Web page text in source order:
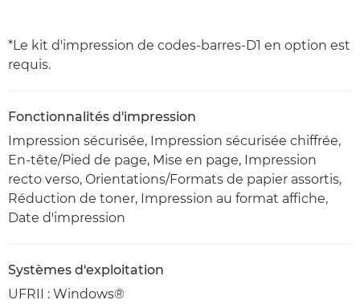
*Le kit d'impression de codes-barres-D1 en option est
requis.
Fonctionnalités d'impression
Impression sécurisée, Impression sécurisée chiffrée,
En-tête/Pied de page, Mise en page, Impression
recto verso, Orientations/Formats de papier assortis,
Réduction de toner, Impression au format affiche,
Date d'impression
Systèmes d'exploitation
UFRII : Windows®